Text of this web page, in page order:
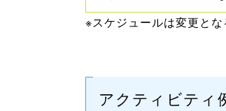
※スケジュールは変更と
アクティビティ